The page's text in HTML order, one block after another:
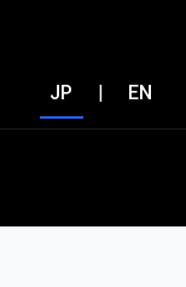
JP | EN